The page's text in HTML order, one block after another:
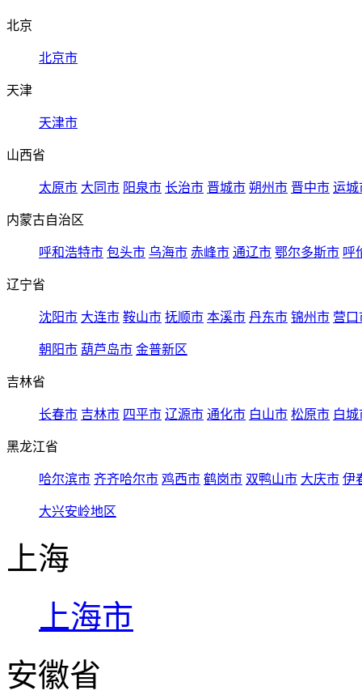
北京
北京市
天津
天津市
山西省
太原市 大同市 阳泉市 长治市 晋城市 朔州市 晋中市 运城
内蒙古自治区
呼和浩特市 包头市 乌海市 赤峰市 通辽市 鄂尔多斯市 呼
辽宁省
沈阳市 大连市 鞍山市 抚顺市 本溪市 丹东市 锦州市 营口
朝阳市 葫芦岛市 金普新区
吉林省
长春市 吉林市 四平市 辽源市 通化市 白山市 松原市 白城
黑龙江省
哈尔滨市 齐齐哈尔市 鸡西市 鹤岗市 双鸭山市 大庆市 伊
大兴安岭地区
上海
上海市
安徽省